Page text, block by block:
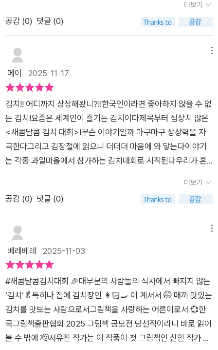
톡톡 터지는 매력만점, 개성만점에 유쾌한이 책은 출판사로부터
지원 받았습니다.
것이 아니라고기를 끊는 물에 익힌 수육에 갓 담근 겉절이를 곁들
여 먹는 것이 일종의 불문율이다.사람들이 겨우내 먹을 힘든 김장
잘 됐는지 맛보고 노동으로 찾아온 배고픔을 달래며 즐거운 한때
를 보내는 한국의 관습을 김치대회를 통해 자연스럽게 드러낸다.
마을 사람들은 이미 누가 1등을 했는지는 까마득히 잊고삼삼오오
는데 열중인 모습은여럿이 참여하는 김장문화가 사라지면서 이
제는 조금씩 보기 힘들어지고 있는 풍경이다. <새콤달콤 김치 대
회>는 신인작가 발굴을 목적으로 하는 한국그림책출판협회 그림
책 공모전 2025년 당선작이다.1회 당선작은 <하여튼 이상해>,
현단2회 당선작은 <어느날 똑똑>, 박지희책에 나온 김치는 작가
가 창조한 상상 속의 김치가 아니라실제 누군가 시도해본적이 있
는 김치들로 어린이들도 엄마, 아빠를 졸라 맛보면 그림책을 곱절
더보기
공감 (0) 댓글 (0)
메이 2025-11-17
김치!! 어디까지 상상해봤니?!!한국인이라면 좋아하지 않을 수 없
는 김치!요즘은 세계인이 즐기는 김치이다​제목부터 심상치 않은
<새콤달콤 김치 대회>!무슨 이야기일까 마구마구 상상력을 자
극한다그리고 김장철에 읽으니 더더더 마음에 와 닿는다​이야기
는 각종 과일마을에서 참가하는 김치대회로 시작된다우리가 흔
과일들이 모여 새콤달콤한 김치를 만드는 것이다각 마을마다 김
치를 담그는 비법이 있다새빨갛고 향이 강한 재료!양념살살바르
기!동글동글 굴리면서 양념 묻히기!키큰집 재료!?김치 담그는 날
엔 수육이지~! 김치에 수육! 국룰로 마무리되는 아주 기분 좋은
순간이다​이 책은 과일로 김치를 담그면 어떤 맛이 날지 상상하는
즐거움도 주지만, 서로 다른 개성과 생각들을 가진 존재들이 함께
발상과 다채로운 과일 김치들을 통해 호기심과 상상력을 마구마
구 뿜어질 수 있게 한다관계의 소중함과 서로를 이해하는 따뜻한
메시지를 모락모락 김이 나는 수육으로 승화하고 있다​과일 김치
대회라니, 거기에 김이 모락모락 윤기좔좔 수육까지 생각만 해도
침이 고이고 재미있다그리고 예전 온동네가 모여하던 김장하는
더보기
공감 (0) 댓글 (0)
베레베레 2025-11-03
#새콤달콤김치대회 🎉대부분의 사람들의 식사에서 빠지지 않는
‘김치’🥬특히나 집에 김치장인 👩🏻‍🍳 이 계서서 🤭 매끼 맛있는
김치를 맛보는 사람으로서그림책을 사랑하는 어른이로서 💞한
국그림책출판협회 2025 그림책 공모전 당선작이라니 바로 읽어
볼 수 밖에 🫡서유진 작가는 이 작품이 첫 그림책인 신인 작가 👍🏻